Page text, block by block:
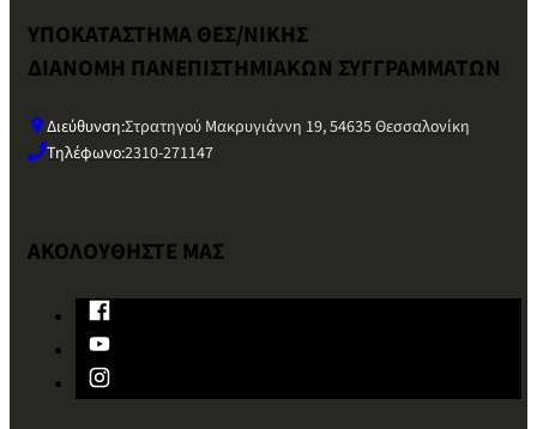
ΥΠΟΚΑΤΑΣΤΗΜΑ ΘΕΣ/ΝΙΚΗΣ
ΔΙΑΝΟΜΗ ΠΑΝΕΠΙΣΤΗΜΙΑΚΩΝ ΣΥΓΓΡΑΜΜΑΤΩΝ
Διεύθυνση:Στρατηγού Μακρυγιάννη 19, 54635 Θεσσαλονίκη
Τηλέφωνο:2310-271147
ΑΚΟΛΟΥΘΗΣΤΕ ΜΑΣ